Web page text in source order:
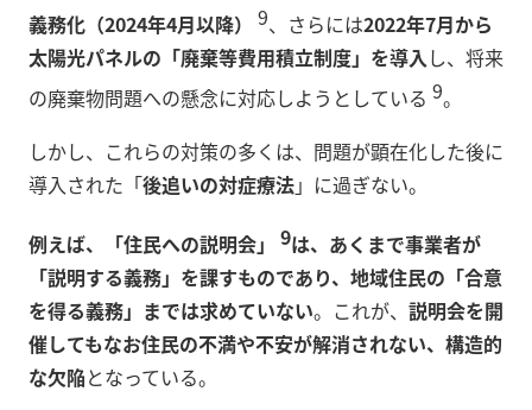
義務化（2024年4月以降） 9、さらには2022年7月から
太陽光パネルの「廃棄等費用積立制度」を導入し、将来
の廃棄物問題への懸念に対応しようとしている 9。
しかし、これらの対策の多くは、問題が顕在化した後に
導入された「後追いの対症療法」に過ぎない。
例えば、「住民への説明会」 9は、あくまで事業者が
「説明する義務」を課すものであり、地域住民の「合意
を得る義務」までは求めていない。これが、 説明会を開
催してもなお住民の不満や不安が解消されない、構造的
な欠陥となっている。